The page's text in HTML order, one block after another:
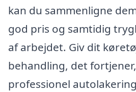
kan du sammenligne
god pris og samtidig
af arbejdet. Giv dit
behandling, det
professionel